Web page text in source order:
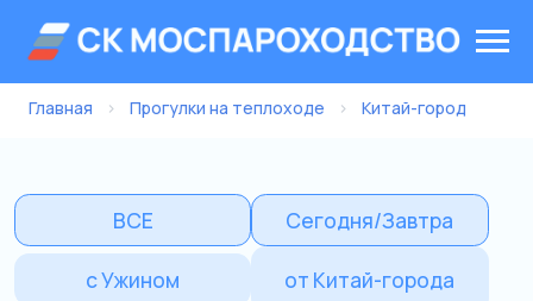
Главная › Прогулки на теплоходе › Китай-город
с Ужином от Китай-города
мимо Кремля Ривер Палас